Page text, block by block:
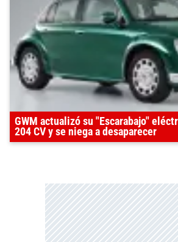
GWM actualizó su "Escarabajo"
204 CV y se niega a desaparecer